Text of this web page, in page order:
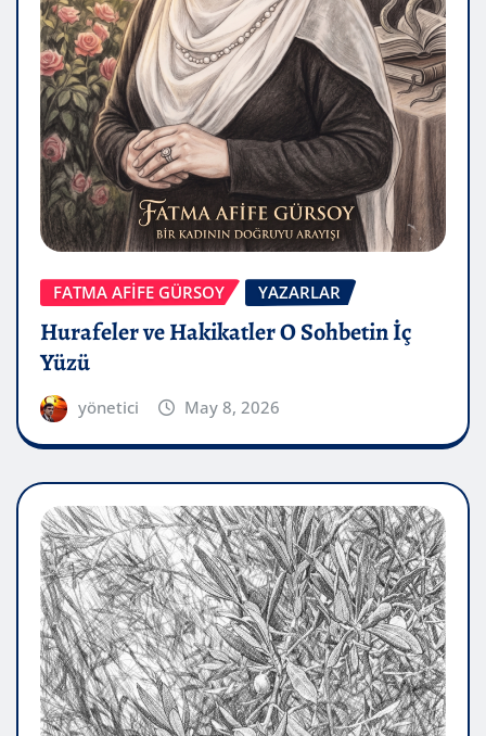
FATMA AFİFE GÜRSOY YAZARLAR
Hurafeler ve Hakikatler O Sohbetin İç
Yüzü
yönetici May 8, 2026